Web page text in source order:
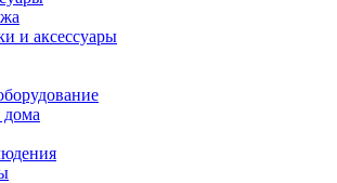
и аксессуары
дома